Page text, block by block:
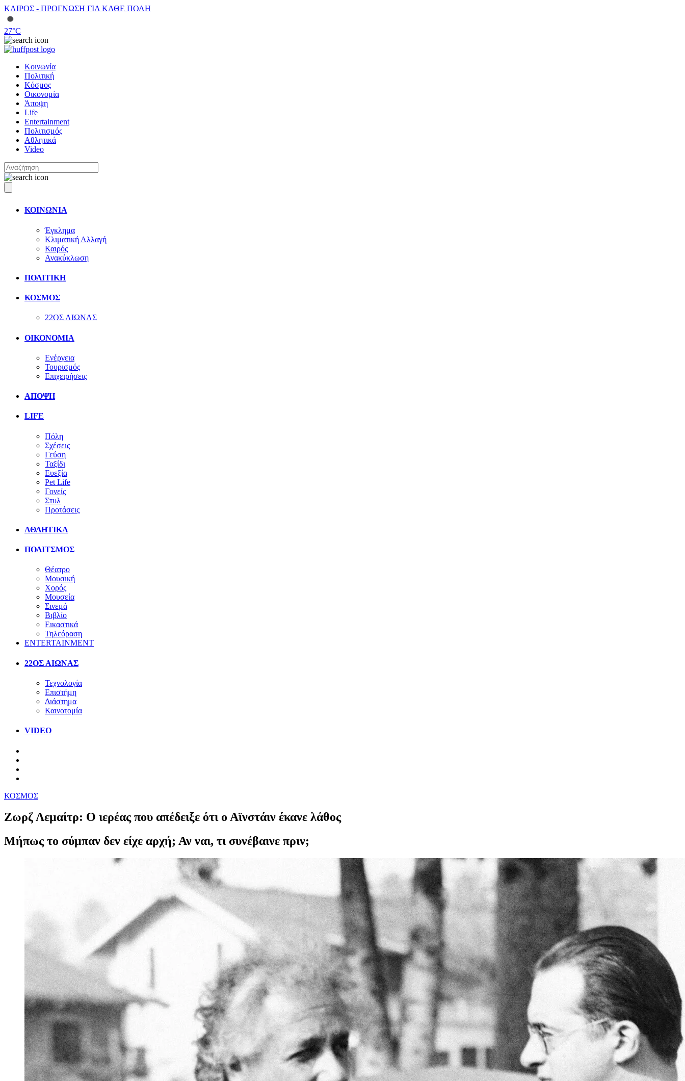
ΚΑΙΡΟΣ - ΠΡΟΓΝΩΣΗ ΓΙΑ ΚΑΘΕ ΠΟΛΗ
27°C
Κοινωνία
Πολιτική
Κόσμος
Οικονομία
Άποψη
Life
Entertainment
Πολιτισμός
Αθλητικά
Video
ΚΟΙΝΩΝΙΑ
Έγκλημα
Κλιματική Αλλαγή
Καιρός
Ανακύκλωση
ΠΟΛΙΤΙΚΗ
ΚΟΣΜΟΣ
22ΟΣ ΑΙΩΝΑΣ
ΟΙΚΟΝΟΜΙΑ
Ενέργεια
Τουρισμός
Επιχειρήσεις
ΑΠΟΨΗ
LIFE
Πόλη
Σχέσεις
Γεύση
Ταξίδι
Ευεξία
Pet Life
Γονείς
Στυλ
Προτάσεις
ΑΘΛΗΤΙΚΑ
ΠΟΛΙΤΣΜΟΣ
Θέατρο
Μουσική
Χορός
Μουσεία
Σινεμά
Βιβλίο
Εικαστικά
Τηλεόραση
ENTERTAINMENT
22ΟΣ ΑΙΩΝΑΣ
Τεχνολογία
Επιστήμη
Διάστημα
Καινοτομία
VIDEO
ΚΟΣΜΟΣ
Ζωρζ Λεμαίτρ: Ο ιερέας που απέδειξε ότι ο Αϊνστάιν έκανε λάθος
Μήπως το σύμπαν δεν είχε αρχή; Αν ναι, τι συνέβαινε πριν;